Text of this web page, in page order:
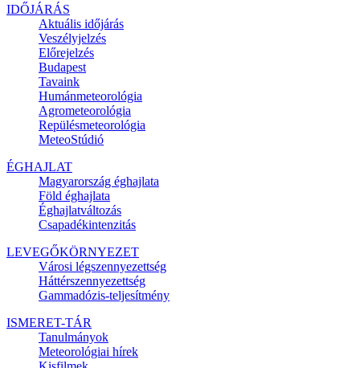
IDŐJÁRÁS
Aktuális időjárás
Veszélyjelzés
Előrejelzés
Budapest
Tavaink
Humánmeteorológia
Agrometeorológia
Repülésmeteorológia
MeteoStúdió
ÉGHAJLAT
Magyarország éghajlata
Föld éghajlata
Éghajlatváltozás
Csapadékintenzitás
LEVEGŐKÖRNYEZET
Városi légszennyezettség
Háttérszennyezettség
Gammadózis-teljesítmény
ISMERET-TÁR
Tanulmányok
Meteorológiai hírek